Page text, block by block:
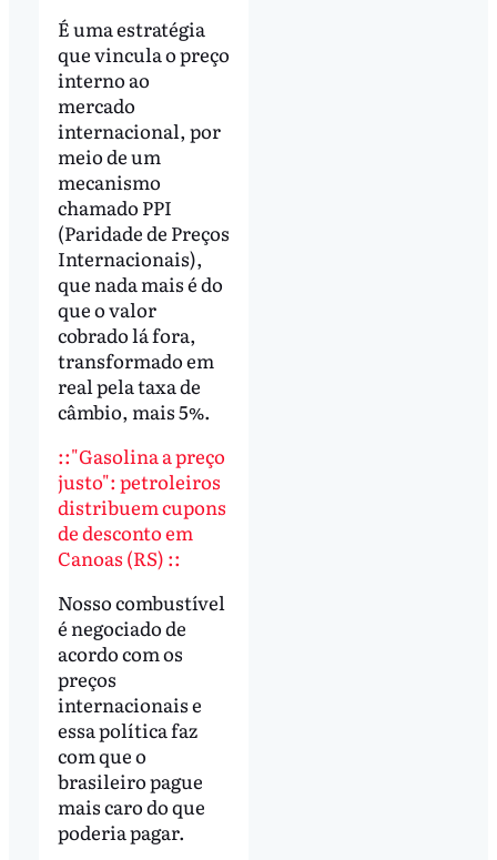
É uma estratégia
que vincula o preço
interno ao
mercado
internacional, por
meio de um
mecanismo
chamado PPI
(Paridade de Preços
Internacionais),
que nada mais é do
que o valor
cobrado lá fora,
transformado em
real pela taxa de
câmbio, mais 5%.
::"Gasolina a preço
justo": petroleiros
distribuem cupons
de desconto em
Canoas (RS) ::
Nosso combustível
é negociado de
acordo com os
preços
internacionais e
essa política faz
com que o
brasileiro pague
mais caro do que
poderia pagar.